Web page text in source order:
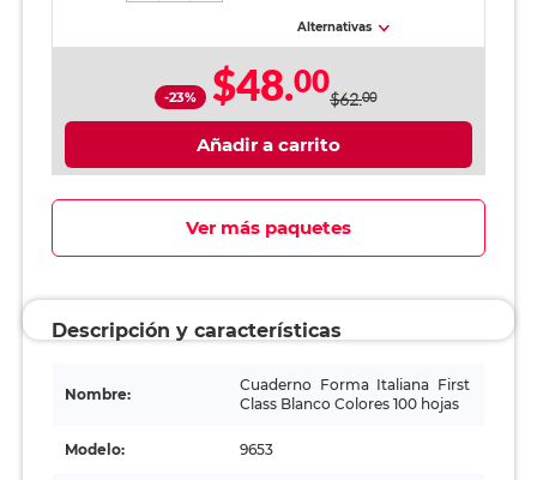
Alternativas
-23% $48.00$62.00
Añadir a carrito
Ver más paquetes
Descripción y características
Nombre:
Cuaderno Forma Italiana First
Class Blanco Colores 100 hojas
Modelo: 9653